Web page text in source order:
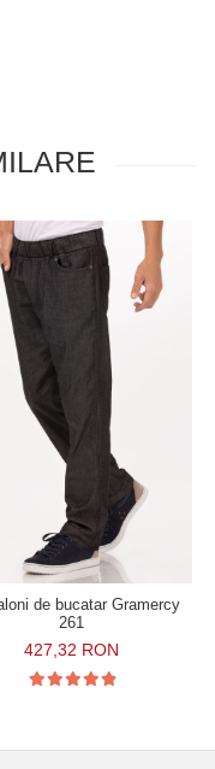
de bucatar Gramercy
261
427,32 RON